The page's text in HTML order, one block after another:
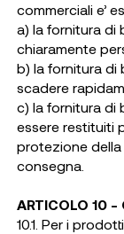
commerciali e’
a) la fornitura di
chiaramente
b) la fornitura di
scadere
c) la fornitura di
essere restituiti
protezione
consegna.
ARTICOLO 10
10.1. Per i